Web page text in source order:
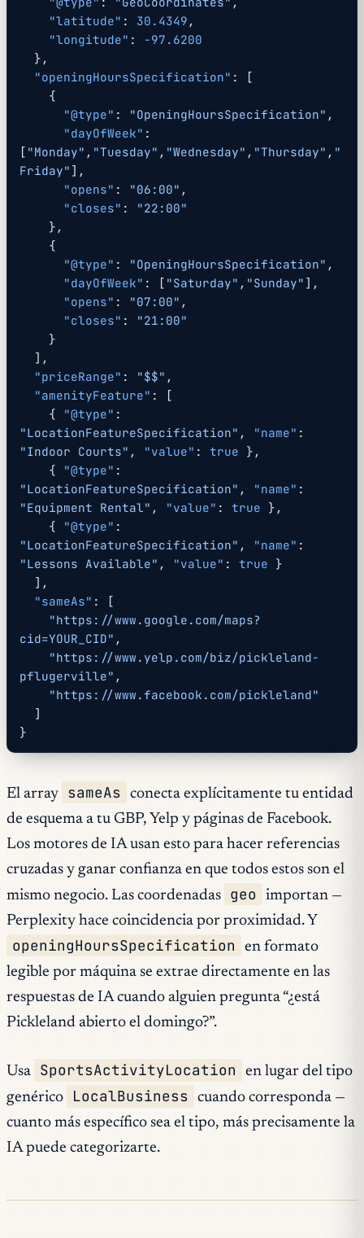
    "latitude"
: 30.4349 ,
    "longitude"
: -97.6200
  },
  "openingHoursSpecification"
: [
    {
      "@type"
: "OpeningHoursSpecification" ,
      "dayOfWeek"
:
[ "Monday" , "Tuesday" , "Wednesday" , "Thursday" , "
Friday" ],
      "opens"
: "06:00" ,
      "closes"
: "22:00"
    },
    {
      "@type"
: "OpeningHoursSpecification" ,
      "dayOfWeek"
: [ "Saturday" , "Sunday" ],
      "opens"
: "07:00" ,
      "closes"
: "21:00"
    }
  ],
  "priceRange"
: "$$" ,
  "amenityFeature"
: [
    {
"@type"
"LocationFeatureSpecification" , "name"
"Indoor Courts" , "value" : true },
    {
"@type"
"LocationFeatureSpecification" , "name"
"Equipment Rental" , "value" : true },
    {
"@type"
"LocationFeatureSpecification" , "name"
"Lessons Available" , "value" : true }
  ],
  "sameAs"
: [
cid=YOUR_CID" ,
pflugerville" ,
    "https://www.facebook.com/pickleland"
  ]
}
El array sameAs
conecta explícitamente tu entidad
de esquema a tu GBP, Yelp y páginas de Facebook.
Los motores de IA usan esto para hacer referencias
cruzadas y ganar confianza en que todos estos son el
mismo negocio. Las coordenadas
geo
importan —
Perplexity hace coincidencia por proximidad. Y
openingHoursSpecification
en formato
legible por máquina se extrae directamente en las
respuestas de IA cuando alguien pregunta “¿está
Pickleland abierto el domingo?”.
Usa SportsActivityLocation
en lugar del tipo
genérico
LocalBusiness
cuando corresponda —
cuanto más específico sea el tipo, más precisamente la
IA puede categorizarte.